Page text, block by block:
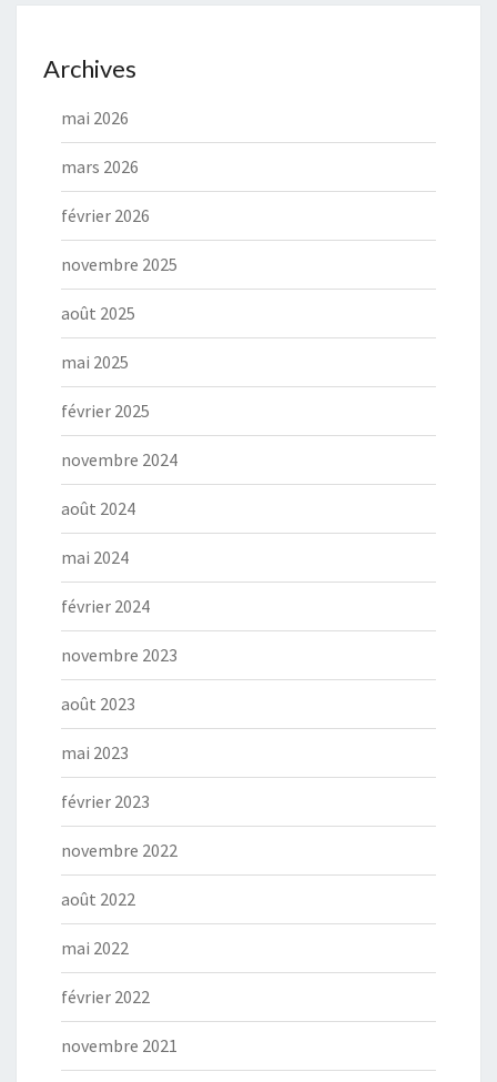
Archives
mai 2026
mars 2026
février 2026
novembre 2025
août 2025
mai 2025
février 2025
novembre 2024
août 2024
mai 2024
février 2024
novembre 2023
août 2023
mai 2023
février 2023
novembre 2022
août 2022
mai 2022
février 2022
novembre 2021